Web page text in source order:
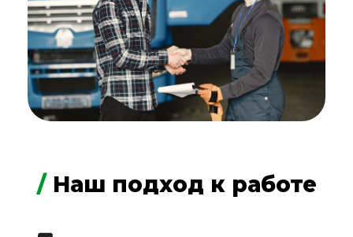
/Наш подход к работе